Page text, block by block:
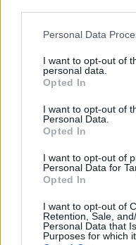
Personal Data
I want to opt-out of
personal data.
Opted In
I want to opt-out of
Personal Data.
Opted In
I want to opt-out of
Personal Data for
Opted In
I want to opt-out of
Retention, Sale,
Personal Data that
Purposes for which
Governo admite não
arma em Portalegre
O secretário de Estado
Simões Ribeiro, confirmou